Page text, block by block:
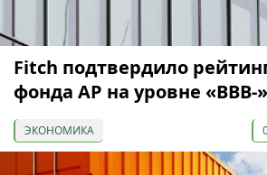
Fitch подтвердило
фонда АР на уровне «BBB-»
ЭКОНОМИКА